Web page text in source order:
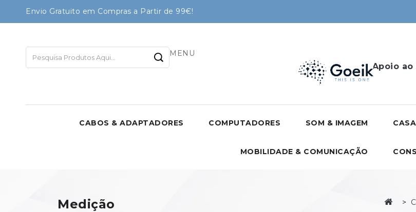
Envio Gratuito em Compras a Partir de 99€!
MENU
Apoio ao
CABOS & ADAPTADORES COMPUTADORES SOM & IMAGEM
MOBILIDADE & COMUNICAÇÃO
Medição